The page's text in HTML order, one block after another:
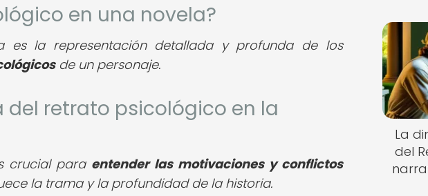
en una novela?
es la representación detallada y profunda de los
de un personaje.
del retrato psicológico en la
crucial para entender las motivaciones y conflictos
la trama y la profundidad de la historia.
La
del